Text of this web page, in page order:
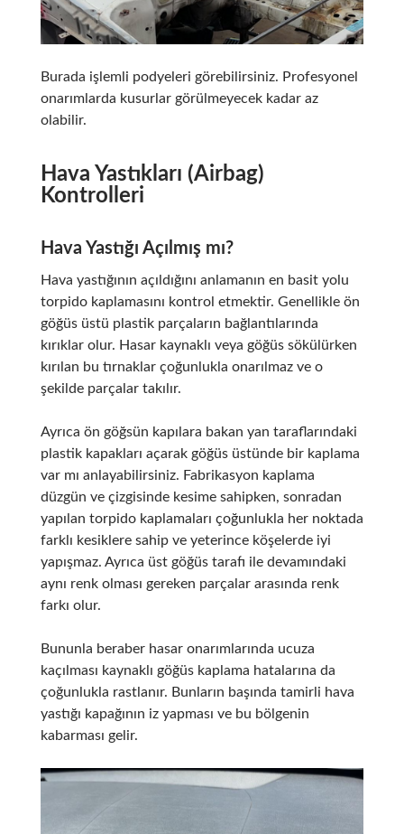
Burada işlemli podyeleri görebilirsiniz. Profesyonel
onarımlarda kusurlar görülmeyecek kadar az
olabilir.
Hava Yastıkları (Airbag)
Kontrolleri
Hava Yastığı Açılmış mı?
Hava yastığının açıldığını anlamanın en basit yolu
torpido kaplamasını kontrol etmektir. Genellikle ön
göğüs üstü plastik parçaların bağlantılarında
kırıklar olur. Hasar kaynaklı veya göğüs sökülürken
kırılan bu tırnaklar çoğunlukla onarılmaz ve o
şekilde parçalar takılır.
Ayrıca ön göğsün kapılara bakan yan taraflarındaki
plastik kapakları açarak göğüs üstünde bir kaplama
var mı anlayabilirsiniz. Fabrikasyon kaplama
düzgün ve çizgisinde kesime sahipken, sonradan
yapılan torpido kaplamaları çoğunlukla her noktada
farklı kesiklere sahip ve yeterince köşelerde iyi
yapışmaz. Ayrıca üst göğüs tarafı ile devamındaki
aynı renk olması gereken parçalar arasında renk
farkı olur.
Bununla beraber hasar onarımlarında ucuza
kaçılması kaynaklı göğüs kaplama hatalarına da
çoğunlukla rastlanır. Bunların başında tamirli hava
yastığı kapağının iz yapması ve bu bölgenin
kabarması gelir.